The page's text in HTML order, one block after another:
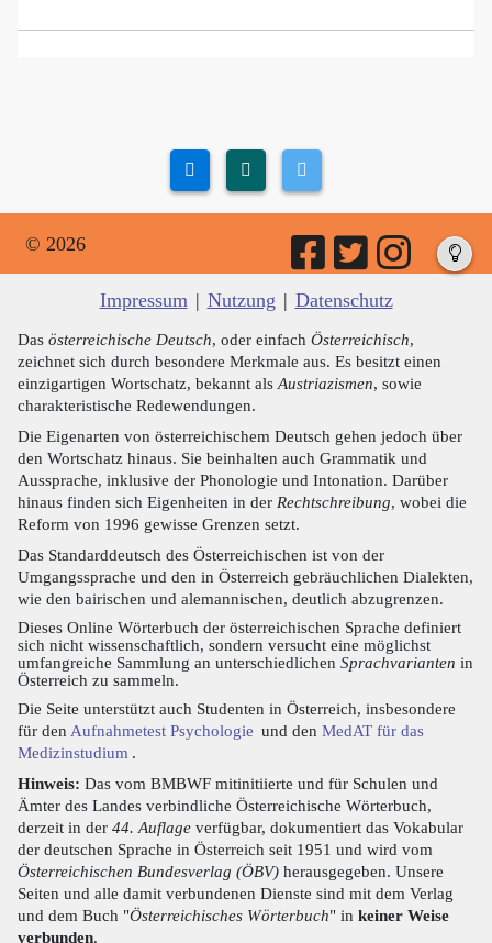
© 2026
Impressum | Nutzung | Datenschutz
Das österreichische Deutsch, oder einfach Österreichisch,
zeichnet sich durch besondere Merkmale aus. Es besitzt einen
einzigartigen Wortschatz, bekannt alsAustriazismen, sowie
charakteristische Redewendungen.
Die Eigenarten von österreichischem Deutsch gehen jedoch über
den Wortschatz hinaus. Sie beinhalten auch Grammatik und
Aussprache, inklusive der Phonologie und Intonation. Darüber
hinaus finden sich Eigenheiten in der Rechtschreibung, wobei die
Reform von 1996 gewisse Grenzen setzt.
Das Standarddeutsch des Österreichischen ist von der
Umgangssprache und den in Österreich gebräuchlichen Dialekten,
wie den bairischen und alemannischen, deutlich abzugrenzen.
Dieses Online Wörterbuch der österreichischen Sprache definiert
sich nicht wissenschaftlich, sondern versucht eine möglichst
umfangreiche Sammlung an unterschiedlichen Sprachvarianten in
Österreich zu sammeln.
Die Seite unterstützt auch Studenten in Österreich, insbesondere
für den Aufnahmetest Psychologie und den MedAT für das
Medizinstudium .
Hinweis: Das vom BMBWF mitinitiierte und für Schulen und
Ämter des Landes verbindliche Österreichische Wörterbuch,
derzeit in der 44. Auflage verfügbar, dokumentiert das Vokabular
der deutschen Sprache in Österreich seit 1951 und wird vom
Österreichischen Bundesverlag (ÖBV) herausgegeben. Unsere
Seiten und alle damit verbundenen Dienste sind mit dem Verlag
und dem Buch "Österreichisches Wörterbuch" in keiner Weise
verbunden.